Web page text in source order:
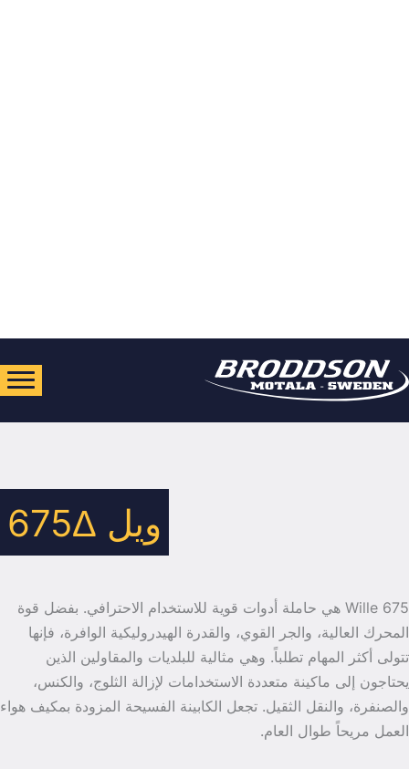
إلى
المحتوى
ويل 675Δ
Wille 675 هي حاملة أدوات قوية للاستخدام الاحترافي. بفضل قوة
المحرك العالية، والجر القوي، والقدرة الهيدروليكية الوافرة، فإنها
تتولى أكثر المهام تطلباً. وهي مثالية للبلديات والمقاولين الذين
يحتاجون إلى ماكينة متعددة الاستخدامات لإزالة الثلوج، والكنس،
والصنفرة، والنقل الثقيل. تجعل الكابينة الفسيحة المزودة بمكيف هواء
العمل مريحاً طوال العام.